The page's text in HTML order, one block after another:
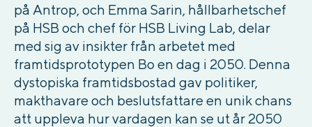
på Antrop, och Emma Sarin, hållbarhetschef
på HSB och chef för HSB Living Lab, delar
med sig av insikter från arbetet med
framtidsprototypen Bo en dag i 2050. Denna
dystopiska framtidsbostad gav politiker,
makthavare och beslutsfattare en unik chans
att uppleva hur vardagen kan se ut år 2050